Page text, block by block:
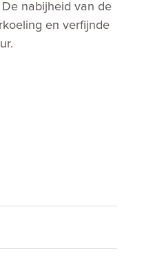
nabijheid van de
en verfijnde